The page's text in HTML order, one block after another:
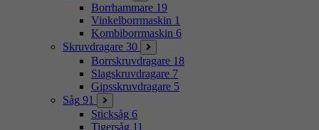
Borrhammare 19
Vinkelborrmaskin 1
Kombiborrmaskin 6
Skruvdragare 30
Borrskruvdragare 18
Slagskruvdragare 7
Gipsskruvdragare 5
Såg 91
Sticksåg 6
Tigersåg 11